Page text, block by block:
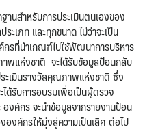
นสำหรับการประเมินตนเองของ
ะเภท และทุกขนาด ไม่ว่าจะเป็น
รที่นำเกณฑ์ไปใช้พัฒนาการบริหาร
พแห่งชาติ จะได้รับข้อมูลป้อนกลับ
ะเมินรางวัลคุณภาพแห่งชาติ ซึ่ง
ด้รับการอบรมเพื่อเป็นผู้ตรวจ
งค์กร จะนำข้อมูลจากรายงานป้อน
องค์กรให้มุ่งสู่ความเป็นเลิศ ต่อไป